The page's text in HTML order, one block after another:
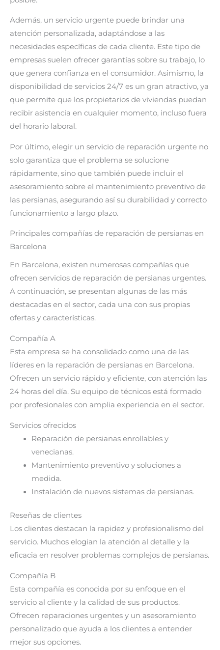
Además, un servicio urgente puede brindar una
atención personalizada, adaptándose a las
necesidades específicas de cada cliente. Este tipo de
empresas suelen ofrecer garantías sobre su trabajo, lo
que genera confianza en el consumidor. Asimismo, la
disponibilidad de servicios 24/7 es un gran atractivo, ya
que permite que los propietarios de viviendas puedan
recibir asistencia en cualquier momento, incluso fuera
del horario laboral.
Por último, elegir un servicio de reparación urgente no
solo garantiza que el problema se solucione
rápidamente, sino que también puede incluir el
asesoramiento sobre el mantenimiento preventivo de
las persianas, asegurando así su durabilidad y correcto
funcionamiento a largo plazo.
Principales compañías de reparación de persianas en
Barcelona
En Barcelona, existen numerosas compañías que
ofrecen servicios de reparación de persianas urgentes.
A continuación, se presentan algunas de las más
destacadas en el sector, cada una con sus propias
ofertas y características.
Compañía A
Esta empresa se ha consolidado como una de las
líderes en la reparación de persianas en Barcelona.
Ofrecen un servicio rápido y eficiente, con atención las
24 horas del día. Su equipo de técnicos está formado
por profesionales con amplia experiencia en el sector.
Servicios ofrecidos
Reparación de persianas enrollables y
venecianas.
Mantenimiento preventivo y soluciones a
medida.
Instalación de nuevos sistemas de persianas.
Reseñas de clientes
Los clientes destacan la rapidez y profesionalismo del
servicio. Muchos elogian la atención al detalle y la
eficacia en resolver problemas complejos de persianas.
Compañía B
Esta compañía es conocida por su enfoque en el
servicio al cliente y la calidad de sus productos.
Ofrecen reparaciones urgentes y un asesoramiento
personalizado que ayuda a los clientes a entender
mejor sus opciones.